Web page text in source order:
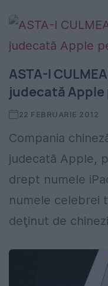
ASTA-I
judecată
22 FEBRUARIE 2012
Compania
judecată Apple,
drept numele
numele celebrei
deţinut de